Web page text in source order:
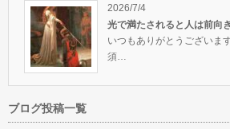
2026/7/4
光で満たされると人は前向
いつもありがとうございま
須…
ブログ投稿一覧